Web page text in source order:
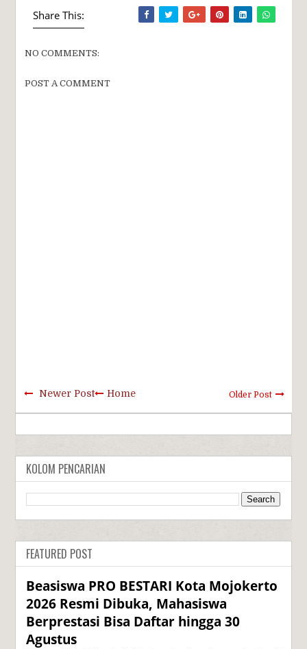
Share This:
NO COMMENTS:
POST A COMMENT
Newer Post Older Post
Home
KOLOM PENCARIAN
FEATURED POST
Beasiswa PRO BESTARI Kota Mojokerto
2026 Resmi Dibuka, Mahasiswa
Berprestasi Bisa Daftar hingga 30
Agustus